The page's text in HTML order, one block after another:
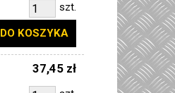
szt.
DO KOSZYKA
37,45 zł